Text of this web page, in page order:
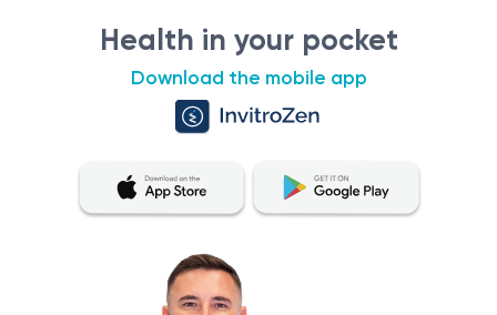
Health in your pocket
Download the mobile app